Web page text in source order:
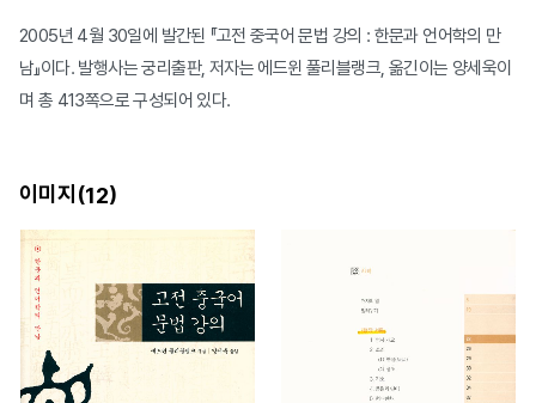
2005년 4월 30일에 발간된 『고전 중국어 문법 강의 : 한문과 언어학의 만
남』이다. 발행사는 궁리출판, 저자는 에드윈 풀리블랭크, 옮긴이는 양세욱이
며 총 413쪽으로 구성되어 있다.
이미지(12)